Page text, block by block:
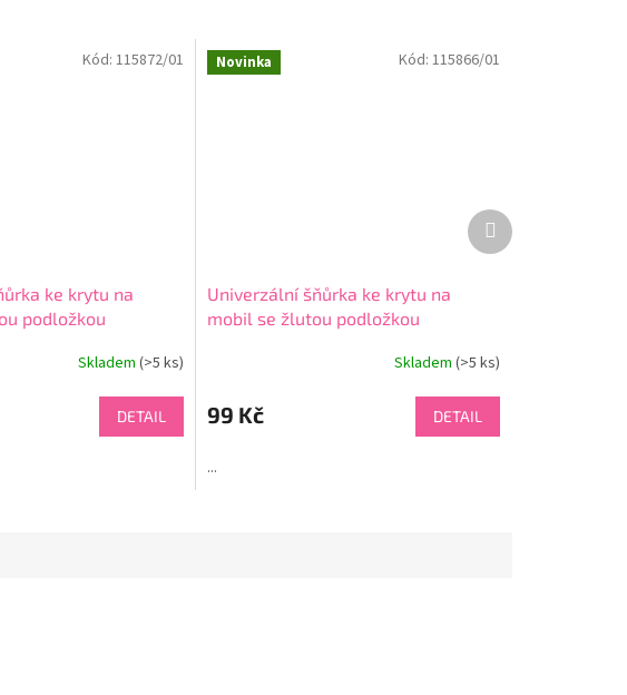
ke krytu na
podložkou
Skladem (>5 ks)
DETAIL
Kód: 115872/01 Novinka
Univerzální šňůrka ke krytu na
mobil se žlutou podložkou
Skladem (>5 ks)
99 Kč DETAIL
...
Kód: 115866/01
Další
produkt